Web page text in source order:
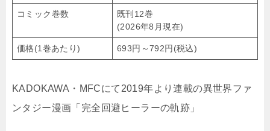
コミック巻数
既刊12巻
(2026年8月現在)
価格(1巻あたり) 693円～792円(税込)
KADOKAWA・MFCにて2019年より連載の異世界ファ
ンタジー漫画「完全回避ヒーラーの軌跡」